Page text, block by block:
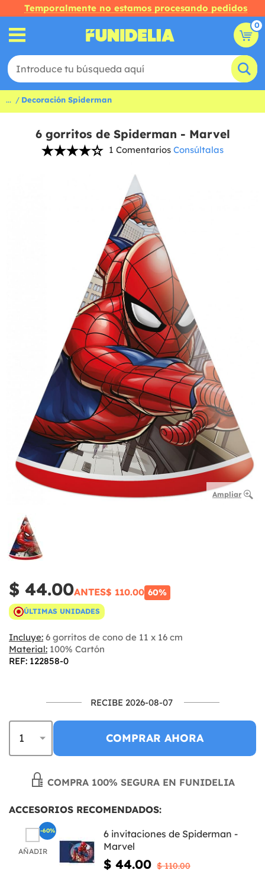
Temporalmente no estamos procesando pedidos
0
... Decoración Spiderman
6 gorritos de Spiderman - Marvel
1 Comentarios Consúltalas
Ampliar
$ 44.00ANTES$ 110.00 60%
ÚLTIMAS UNIDADES
Incluye: 6 gorritos de cono de 11 x 16 cm
Material: 100% Cartón
REF: 122858-0
RECIBE 2026-08-07
COMPRAR AHORA
COMPRA 100% SEGURA EN FUNIDELIA
ACCESORIOS RECOMENDADOS:
AÑADIR
6 invitaciones de Spiderman -
Marvel
$ 44.00 $ 110.00
-60%